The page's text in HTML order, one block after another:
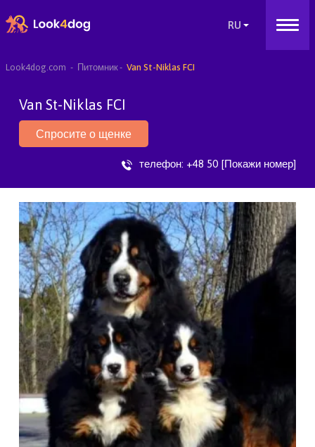
Look4dog.com Питомник Van St-Niklas FCI
Van St-Niklas FCI
Спросите о щенке
телефон: +48 50 [Покажи номер]